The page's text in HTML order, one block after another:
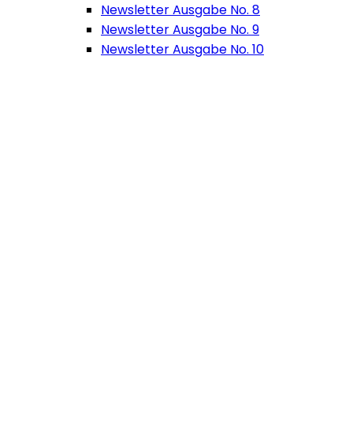
Newsletter Ausgabe No. 8
Newsletter Ausgabe No. 9
Newsletter Ausgabe No. 10